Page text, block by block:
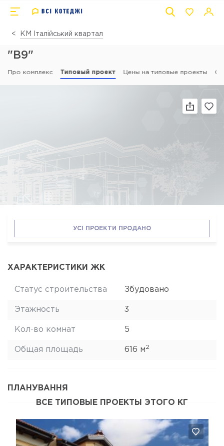
КМ Італійський квартал
"В9"
Про комплекс Типовый проект Цены на типовые проекты
УСІ ПРОЕКТИ ПРОДАНО
ХАРАКТЕРИСТИКИ ЖК
Статус строительства Збудовано
Этажность 3
Кол-во комнат 5
Общая площадь 616 м2
ПЛАНУВАННЯ
ВСЕ ТИПОВЫЕ ПРОЕКТЫ ЭТОГО КГ